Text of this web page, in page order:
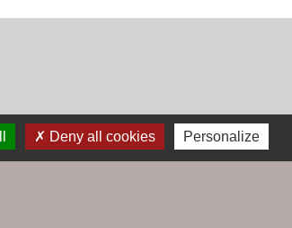
Deny all cookies Personalize